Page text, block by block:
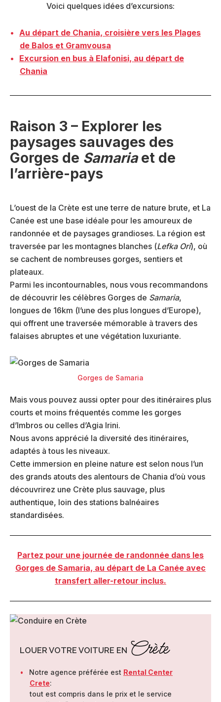
Voici quelques idées d’excursions:
Au départ de Chania, croisière vers les Plages
de Balos et Gramvousa
Excursion en bus à Elafonisi, au départ de
Chania
Raison 3 – Explorer les
paysages sauvages des
Gorges de Samariaet de
l’arrière-pays
L’ouest de la Crète est une terre de nature brute, et La
Canée est une base idéale pour les amoureux de
randonnée et de paysages grandioses. La région est
traversée par les montagnes blanches (Lefka Ori), où
se cachent de nombreuses gorges, sentiers et
plateaux.
Parmi les incontournables, nous vous recommandons
de découvrir les célèbres Gorges de Samaria,
longues de 16km (l’une des plus longues d’Europe),
qui offrent une traversée mémorable à travers des
falaises abruptes et une végétation luxuriante.
Gorges de Samaria
Mais vous pouvez aussi opter pour des itinéraires plus
courts et moins fréquentés comme les gorges
d’Imbros ou celles d’Agia Irini.
Nous avons apprécié la diversité des itinéraires,
adaptés à tous les niveaux.
Cette immersion en pleine nature est selon nous l’un
des grands atouts des alentours de Chania d’où vous
découvrirez une Crète plus sauvage, plus
authentique, loin des stations balnéaires
standardisées.
Partez pour une journée de randonnée dans les
Gorges de Samaria, au départ de La Canée avec
transfert aller-retour inclus.
LOUER VOTRE VOITURE EN Crète
Notre agence préférée est Rental Center
Crete:
tout est compris dans le prix et le service